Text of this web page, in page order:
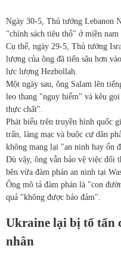
Ngày 30-5, Thủ tướng Lebanon
"chính sách tiêu thổ" ở miền nam
Cụ thể, ngày 29-5, Thủ tướng
lượng của ông đã tiến sâu hơn
lực lượng Hezbollah.
Một ngày sau, ông Salam lên
leo thang "nguy hiểm" và kêu
thực chất".
Phát biểu trên truyền hình quốc
trấn, làng mạc và buộc cư dân
không mang lại "an ninh hay ổn
Dù vậy, ông vẫn bảo vệ việc đối
bên vừa đàm phán an ninh tại
Ông mô tả đàm phán là "con
quả "không được bảo đảm".
Ukraine lại bị tố tấn
nhân